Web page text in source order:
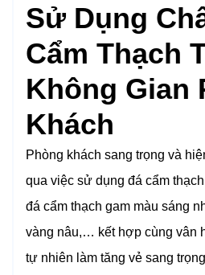
Sử Dụng
Cẩm Thạch
Không Gian
Khách
Phòng khách sang trọng và
qua việc sử dụng đá cẩm
đá cẩm thạch gam màu sáng
vàng nâu,… kết hợp cùng vân
tự nhiên làm tăng vẻ sang